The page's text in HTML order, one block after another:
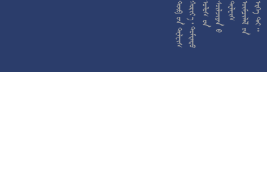










































































































